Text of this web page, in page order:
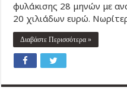
φυλάκισης 28 μηνών με
20 χιλιάδων ευρώ.
Διαβάστε Περισσότερα »